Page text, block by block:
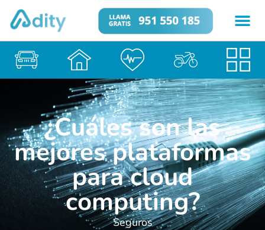
¿Cuáles son las
mejores plataformas
para cloud
computing?
Seguros